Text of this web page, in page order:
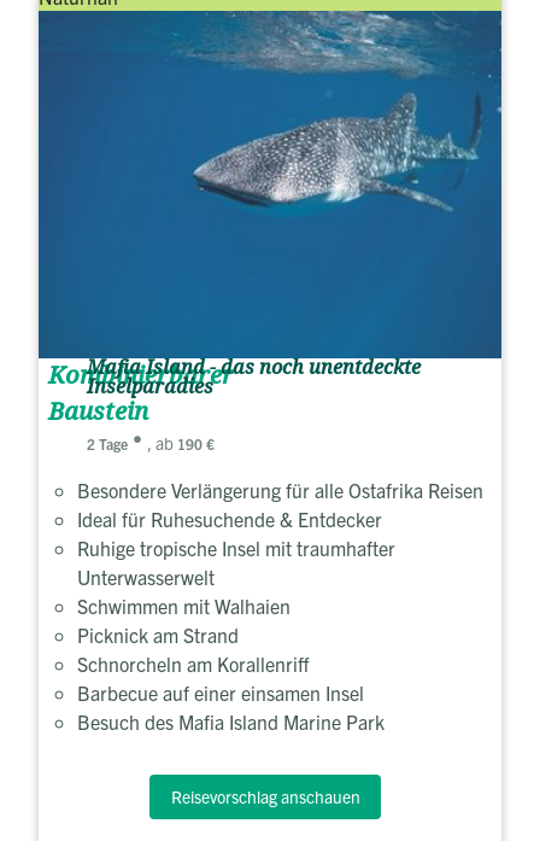
Kombinierbarer
Baustein
Mafia Island - das noch unentdeckte
Inselparadies
2 Tage , ab 190 €
Besondere Verlängerung für alle Ostafrika Reisen
Ideal für Ruhesuchende & Entdecker
Ruhige tropische Insel mit traumhafter
Unterwasserwelt
Schwimmen mit Walhaien
Picknick am Strand
Schnorcheln am Korallenriff
Barbecue auf einer einsamen Insel
Besuch des Mafia Island Marine Park
Reisevorschlag anschauen